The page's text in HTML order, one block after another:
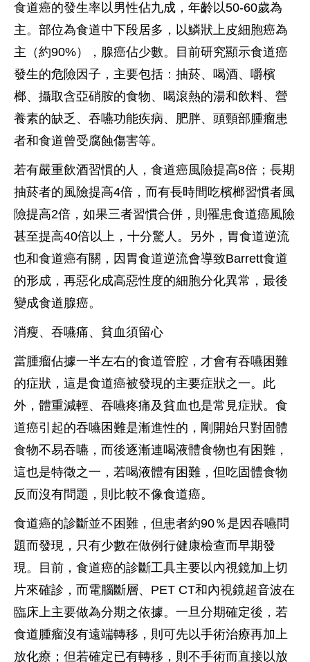
食道癌的發生率以男性佔九成，年齡以50-60歲為
主。部位為食道中下段居多，以鱗狀上皮細胞癌為
主（約90%），腺癌佔少數。目前研究顯示食道癌
發生的危險因子，主要包括：抽菸、喝酒、嚼檳
榔、攝取含亞硝胺的食物、喝滾熱的湯和飲料、營
養素的缺乏、吞嚥功能疾病、肥胖、頭頸部腫瘤患
者和食道曾受腐蝕傷害等。
若有嚴重飲酒習慣的人，食道癌風險提高8倍；長期
抽菸者的風險提高4倍，而有長時間吃檳榔習慣者風
險提高2倍，如果三者習慣合併，則罹患食道癌風險
甚至提高40倍以上，十分驚人。另外，胃食道逆流
也和食道癌有關，因胃食道逆流會導致Barrett食道
的形成，再惡化成高惡性度的細胞分化異常，最後
變成食道腺癌。
消瘦、吞嚥痛、貧血須留心
當腫瘤佔據一半左右的食道管腔，才會有吞嚥困難
的症狀，這是食道癌被發現的主要症狀之一。此
外，體重減輕、吞嚥疼痛及貧血也是常見症狀。食
道癌引起的吞嚥困難是漸進性的，剛開始只對固體
食物不易吞嚥，而後逐漸連喝液體食物也有困難，
這也是特徵之一，若喝液體有困難，但吃固體食物
反而沒有問題，則比較不像食道癌。
食道癌的診斷並不困難，但患者約90％是因吞嚥問
題而發現，只有少數在做例行健康檢查而早期發
現。目前，食道癌的診斷工具主要以內視鏡加上切
片來確診，而電腦斷層、PET CT和內視鏡超音波在
臨床上主要做為分期之依據。一旦分期確定後，若
食道腫瘤沒有遠端轉移，則可先以手術治療再加上
放化療；但若確定已有轉移，則不手術而直接以放